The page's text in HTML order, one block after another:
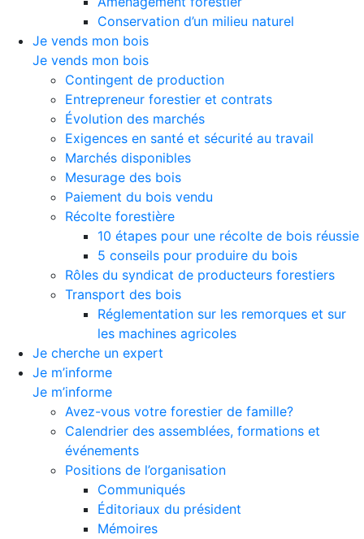
Conservation d’un milieu naturel
Je vends mon bois
Je vends mon bois
Contingent de production
Entrepreneur forestier et contrats
Évolution des marchés
Exigences en santé et sécurité au travail
Marchés disponibles
Mesurage des bois
Paiement du bois vendu
Récolte forestière
10 étapes pour une récolte de bois réussie
5 conseils pour produire du bois
Rôles du syndicat de producteurs forestiers
Transport des bois
Réglementation sur les remorques et sur
les machines agricoles
Je cherche un expert
Je m’informe
Je m’informe
Avez-vous votre forestier de famille?
Calendrier des assemblées, formations et
événements
Positions de l’organisation
Communiqués
Éditoriaux du président
Mémoires